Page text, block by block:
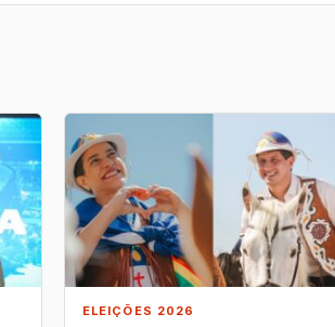
ELEIÇÕES 2026